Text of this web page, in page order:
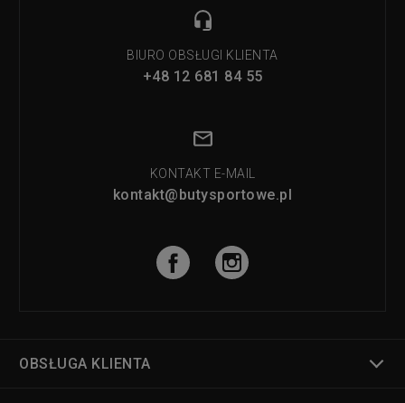
BIURO OBSŁUGI KLIENTA
+48 12 681 84 55
KONTAKT E-MAIL
kontakt@butysportowe.pl
OBSŁUGA KLIENTA